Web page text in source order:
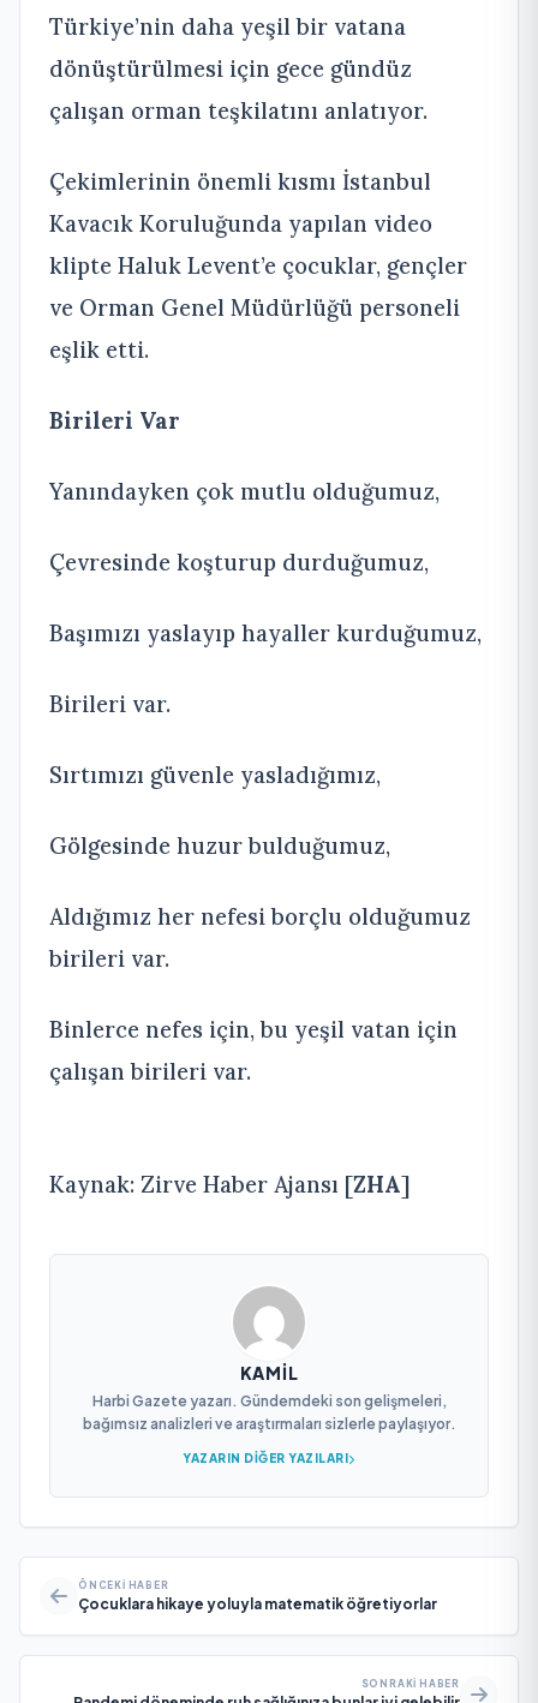
Türkiye’nin daha yeşil bir vatana
dönüştürülmesi için gece gündüz
çalışan orman teşkilatını anlatıyor.
Çekimlerinin önemli kısmı İstanbul
Kavacık Koruluğunda yapılan video
klipte Haluk Levent’e çocuklar, gençler
ve Orman Genel Müdürlüğü personeli
eşlik etti.
Birileri Var
Yanındayken çok mutlu olduğumuz,
Çevresinde koşturup durduğumuz,
Başımızı yaslayıp hayaller kurduğumuz,
Birileri var.
Sırtımızı güvenle yasladığımız,
Gölgesinde huzur bulduğumuz,
Aldığımız her nefesi borçlu olduğumuz
birileri var.
Binlerce nefes için, bu yeşil vatan için
çalışan birileri var.
Kaynak: Zirve Haber Ajansı [ZHA]
KAMIL
Harbi Gazete yazarı. Gündemdeki son gelişmeleri,
bağımsız analizleri ve araştırmaları sizlerle paylaşıyor.
YAZARIN DIĞER YAZILARI
ÖNCEKI HABER
Çocuklara hikaye yoluyla matematik öğretiyorlar
SONRAKI HABER